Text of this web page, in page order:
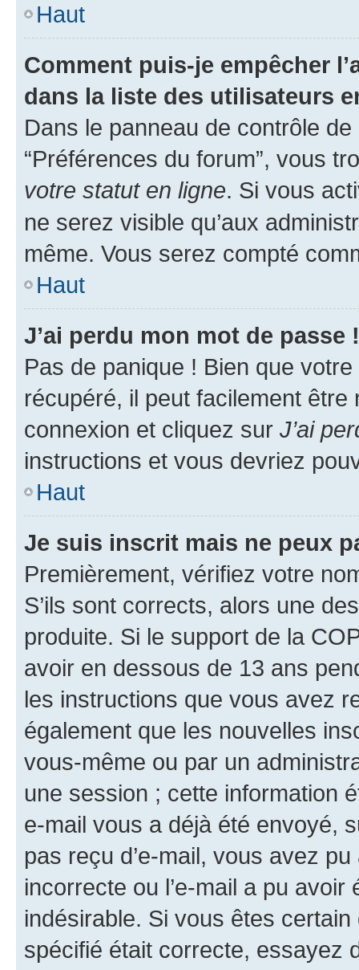
Haut
Comment puis-je empêcher
dans la liste des utilisateurs
Dans le panneau de contrôle
“Préférences du forum”, vous
votre statut en ligne. Si vous
ne serez visible qu’aux
même. Vous serez compté
Haut
J’ai perdu mon mot de passe !
Pas de panique ! Bien que
récupéré, il peut facilement
connexion et cliquez sur J’ai
instructions et vous devriez
Haut
Je suis inscrit mais ne peux
Premièrement, vérifiez votre
S’ils sont corrects, alors une
produite. Si le support de la
avoir en dessous de 13 ans
les instructions que vous avez
également que les nouvelles
vous-même ou par un
une session ; cette information
e-mail vous a déjà été envoyé,
pas reçu d’e-mail, vous avez
incorrecte ou l’e-mail a pu
indésirable. Si vous êtes
spécifié était correcte, essayez